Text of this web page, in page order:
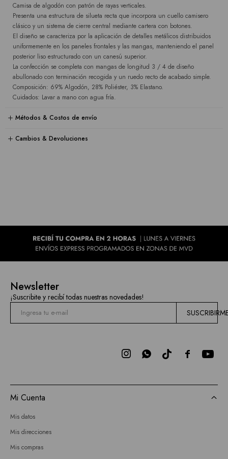
Camisa de algodón con patrón de rayas verticales.
Presenta una estructura de silueta recta que incorpora un cuello camisero
clásico y un sistema de cierre central mediante cartera con botones.
El diseño se caracteriza por la aplicación de detalles metálicos distribuidos
uniformemente en los paneles frontales y las mangas, manteniendo el panel
posterior liso estructurado con un canesú superior.
La confección se completa con mangas de longitud 3 / 4 de diseño
abullonado con terminación recogida y un ruedo recto de acabado simple.
Composición: 69% Algodón, 28% Poliéster, 3% Elastano.
Cuidados: Lavar a mano con agua fría.
Métodos & Costos de envío
Cambios & Devoluciones
Newsletter
¡Suscribite y recibí todas nuestras novedades!

 
Mi Cuenta
Mis datos
Mis direcciones
Mis compras